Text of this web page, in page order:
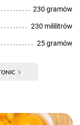
230 gramów
230 mililitrów
25 gramów